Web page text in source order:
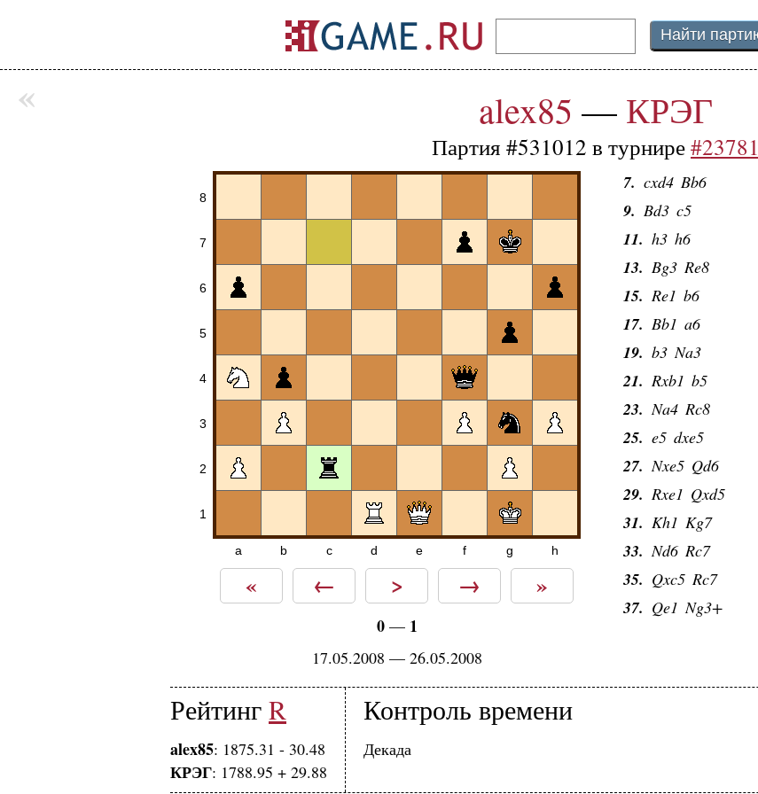
alex85 — КРЭГ
Партия #531012 в турнире#23781
8
7
6
5
4
3
2
1
a b c d e f g h
« ← > → »
0— 1
17.05.2008 — 26.05.2008
1. e4 e5
3. Bc4 Bc5
5. 0-0 0-0
7. cxd4 Bb6
9. Bd3 c5
11. h3 h6
13. Bg3 Re8
15. Re1 b6
17. Bb1 a6
19. b3 Na3
21. Rxb1 b5
23. Na4 Rc8
25. e5 dxe5
27. Nxe5 Qd6
29. Rxe1 Qxd5
31. Kh1 Kg7
33. Nd6 Rc7
35. Qxc5 Rc7
37. Qe1 Ng3+
Рейтинг R
alex85: 1875.31 - 30.48
КРЭГ: 1788.95 + 29.88
Контроль времени
Декада
«